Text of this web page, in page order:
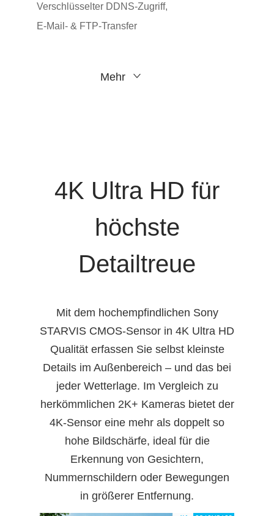
Verschlüsselter DDNS-Zugriff,
E-Mail- & FTP-Transfer
Mehr
4K Ultra HD für
höchste
Detailtreue
Mit dem hochempfindlichen Sony
STARVIS CMOS-Sensor in 4K Ultra HD
Qualität erfassen Sie selbst kleinste
Details im Außenbereich – und das bei
jeder Wetterlage. Im Vergleich zu
herkömmlichen 2K+ Kameras bietet der
4K-Sensor eine mehr als doppelt so
hohe Bildschärfe, ideal für die
Erkennung von Gesichtern,
Nummernschildern oder Bewegungen
in größerer Entfernung.